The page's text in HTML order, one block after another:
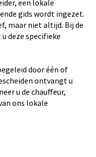
een lokale
gids wordt ingezet.
maar niet altijd. Bij de
deze specifieke
door één of
ontvangt u
u de chauffeur,
ons lokale